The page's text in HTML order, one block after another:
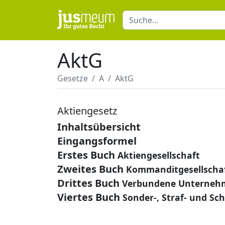
AktG
Gesetze A AktG
Aktiengesetz
Inhaltsübersicht
Eingangsformel
Erstes Buch Aktiengesellschaft
Zweites Buch
Drittes Buch Verbundene
Viertes Buch Sonder-, Straf- und